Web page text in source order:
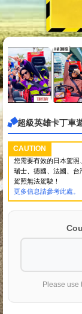
超級英雄卡丁車
CAUTION
您需要有效的日本駕照
瑞士、德國、法國、
駕照無法駕駛！
更多信息請參考此處。
Please use